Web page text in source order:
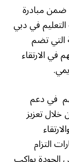
ضمن مبادرة
في دبي
التي تضم
في الارتقاء
في دعم
تعزيز
التزام